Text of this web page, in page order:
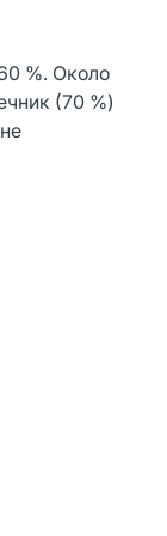
%. Около
(70 %)